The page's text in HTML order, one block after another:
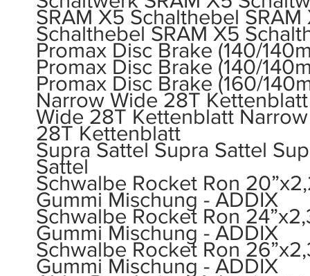
SRAM X5 Schalthebel SRAM
Schalthebel SRAM X5
Promax Disc Brake (140/
Promax Disc Brake (140/
Promax Disc Brake (160/
Narrow Wide 28T
Wide 28T Kettenblatt
28T Kettenblatt
Supra Sattel Supra Sattel
Sattel
Schwalbe Rocket Ron
Gummi Mischung - ADDIX
Schwalbe Rocket Ron
Gummi Mischung - ADDIX
Schwalbe Rocket Ron
Gummi Mischung - ADDIX